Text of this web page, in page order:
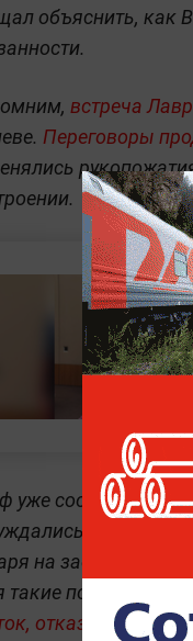
объяснить, как
встреча
Переговоры
уже сообщал, что
10 января
на заседании
такие позиции, как
отказ от